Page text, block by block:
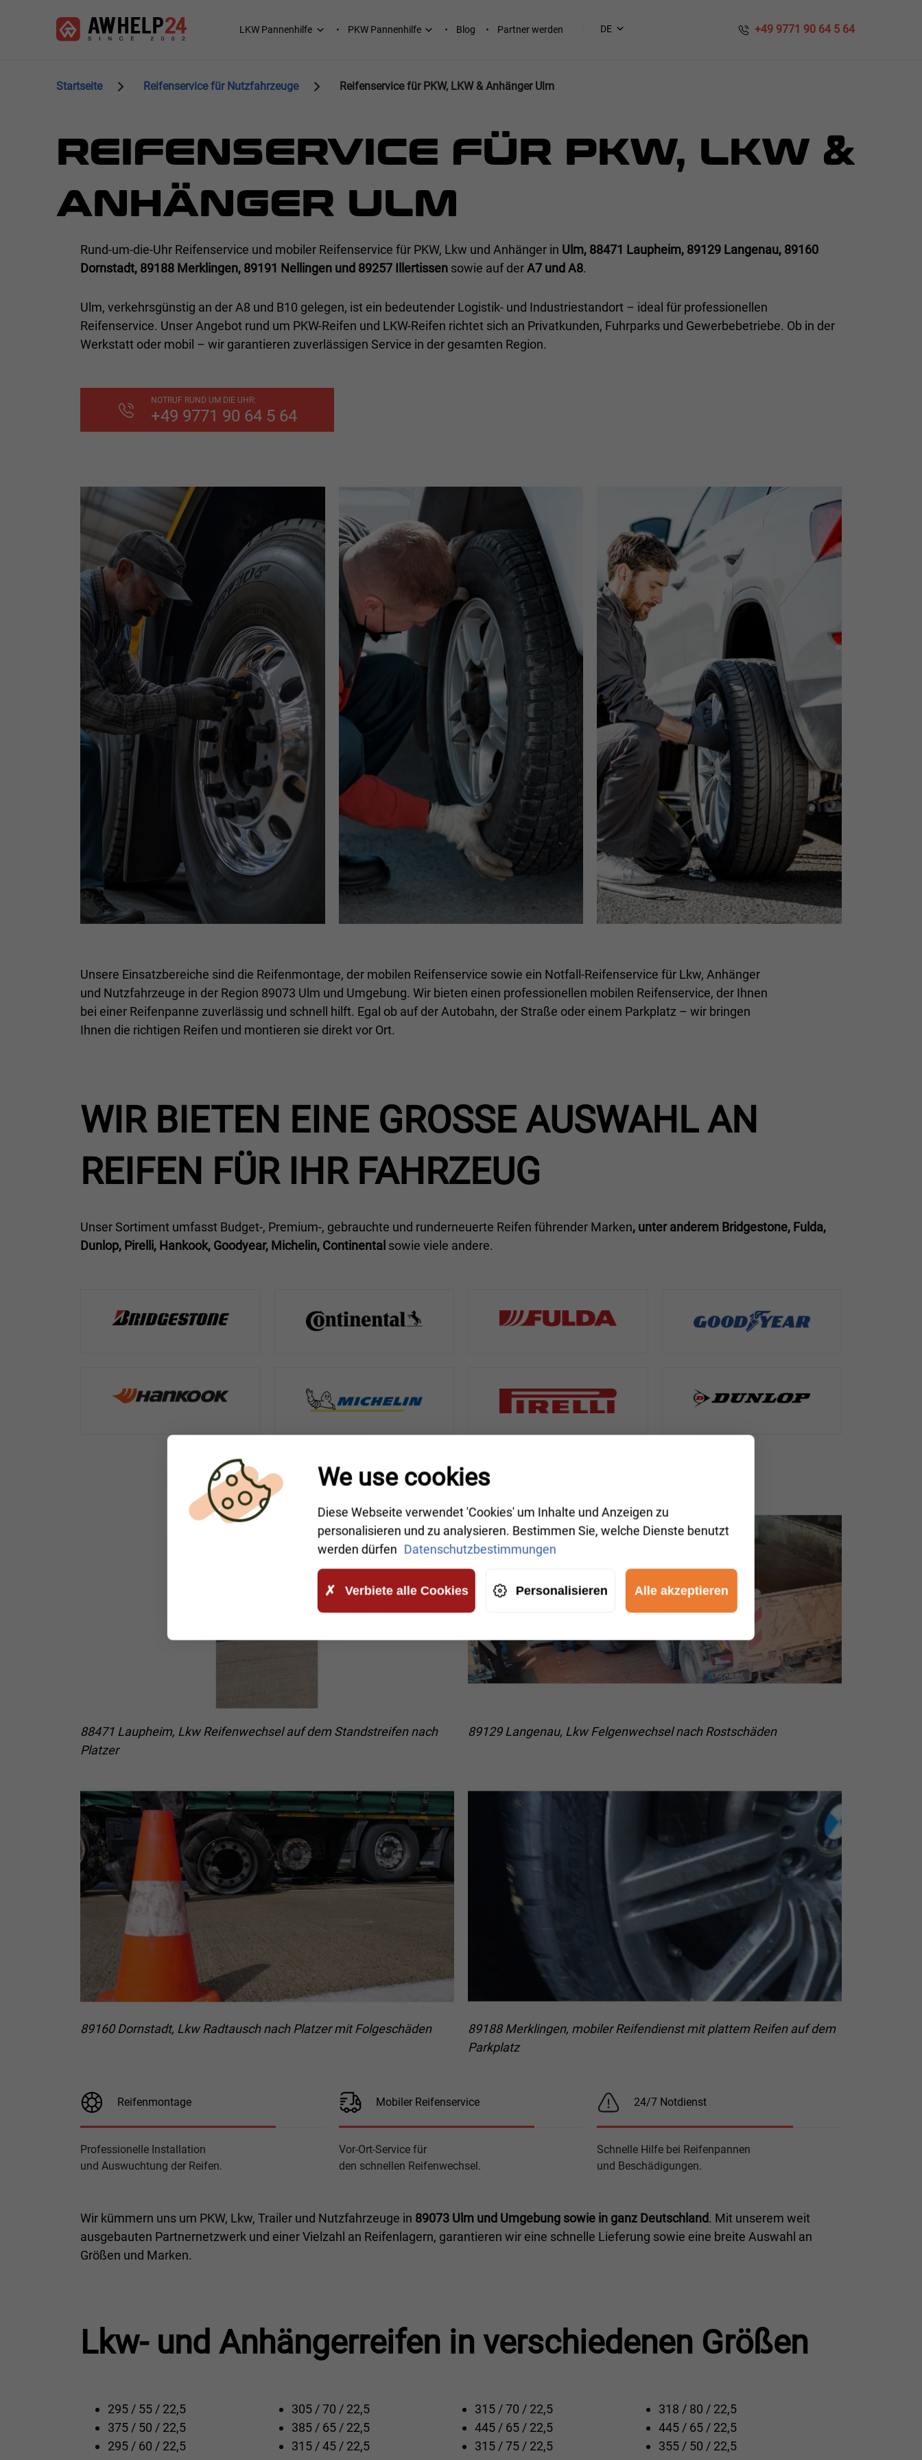
Main
LKW Pannenhilfe PKW Pannenhilfe Blog Partner werden DE ​​ +49 9771 90 64 5 64
Startseite Reifenservice für Nutzfahrzeuge Reifenservice für PKW, LKW & Anhänger Ulm
REIFENSERVICE FÜR PKW, LKW &
ANHÄNGER ULM
Rund-um-die-Uhr Reifenservice und mobiler Reifenservice für PKW, Lkw und Anhänger in Ulm, 88471 Laupheim, 89129 Langenau, 89160
Dornstadt, 89188 Merklingen, 89191 Nellingen und 89257 Illertissen sowie auf derA7 und A8.
Ulm, verkehrsgünstig an der A8 und B10 gelegen, ist ein bedeutender Logistik- und Industriestandort – ideal für professionellen
Reifenservice. Unser Angebot rund um PKW-Reifen und LKW-Reifen richtet sich an Privatkunden, Fuhrparks und Gewerbebetriebe. Ob in der
Werkstatt oder mobil – wir garantieren zuverlässigen Service in der gesamten Region.
NOTRUF RUND UM DIE UHR:
+49 9771 90 64 5 64
Unsere Einsatzbereiche sind die Reifenmontage, der mobilen Reifenservice sowie ein Notfall-Reifenservice für Lkw, Anhänger
und Nutzfahrzeuge in der Region 89073 Ulm und Umgebung. Wir bieten einen professionellen mobilen Reifenservice, der Ihnen
bei einer Reifenpanne zuverlässig und schnell hilft. Egal ob auf der Autobahn, der Straße oder einem Parkplatz – wir bringen
Ihnen die richtigen Reifen und montieren sie direkt vor Ort.
WIR BIETEN EINE GROSSE AUSWAHL AN R
EIFEN FÜR IHR FAHRZEUG
Unser Sortiment umfasst Budget-, Premium-, gebrauchte und runderneuerte Reifen führender Marken, unter anderem Bridgestone, Fulda,
Dunlop, Pirelli, Hankook, Goodyear, Michelin, Continental sowie viele andere.
88471 Laupheim, Lkw Reifenwechsel auf dem Standstreifen nach
Platzer
89129 Langenau, Lkw Felgenwechsel nach Rostschäden
89160 Dornstadt, Lkw Radtausch nach Platzer mit Folgeschäden
89188 Merklingen, mobiler Reifendienst mit plattem Reifen auf dem
Parkplatz
Reifenmontage
Professionelle Installation
und Auswuchtung der Reifen.
Mobiler Reifenservice
Vor-Ort-Service für
den schnellen Reifenwechsel.
24/7 Notdienst
Schnelle Hilfe bei Reifenpannen
und Beschädigungen.
Wir kümmern uns um PKW, Lkw, Trailer und Nutzfahrzeuge in 89073 Ulm und Umgebung sowie in ganz Deutschland. Mit unserem weit
ausgebauten Partnernetzwerk und einer Vielzahl an Reifenlagern, garantieren wir eine schnelle Lieferung sowie eine breite Auswahl an
Größen und Marken.
Lkw- und Anhängerreifen in verschiedenen Größen
295 / 55 / 22,5 305 / 70 / 22,5 315 / 70 / 22,5
318 / 80 / 22,5
375 / 50 / 22,5
385 / 65 / 22,5 445 / 65 / 22,5
445 / 65 / 22,5
295 / 60 / 22,5
315 / 45 / 22,5 315 / 75 / 22,5
355 / 50 / 22,5
We use cookies
Diese Webseite verwendet 'Cookies' um Inhalte und Anzeigen zu
personalisieren und zu analysieren. Bestimmen Sie, welche Dienste benutzt
werden dürfen Datenschutzbestimmungen
Verbiete alle Cookies Personalisieren Alle akzeptieren